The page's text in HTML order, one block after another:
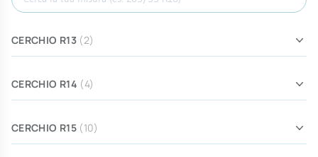
CERCHIO R13 (2)
CERCHIO R14 (4)
CERCHIO R15 (10)